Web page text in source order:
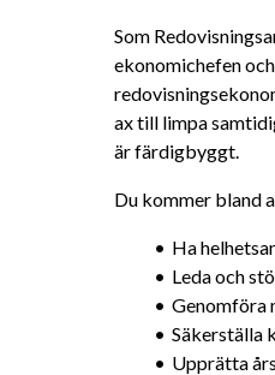
Som
ekonomichefen
ax till limpa
är färdigbyggt.
Du kommer bland
Ha
Leda och
Genomföra
Säkerställa
Upprätta